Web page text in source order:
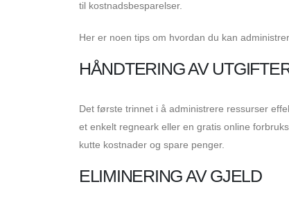
til kostnadsbesparelser.
Her er noen tips om hvordan du kan
HÅNDTERING AV
Det første trinnet i å administrere ressurser
et enkelt regneark eller en gratis online
kutte kostnader og spare penger.
ELIMINERING AV GJELD